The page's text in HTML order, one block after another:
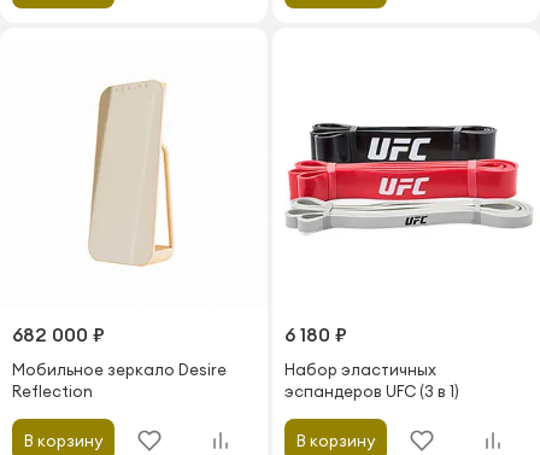
682 000 ₽
Мобильное зеркало Desire
Reflection
В корзину
6 180 ₽
Набор эластичных
эспандеров UFC (3 в 1)
В корзину